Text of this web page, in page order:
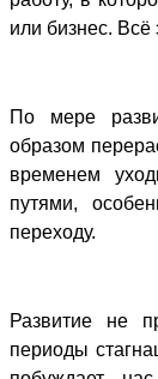
или бизнес.
По мере
образом
временем
путями,
переходу.
Развитие не
периоды